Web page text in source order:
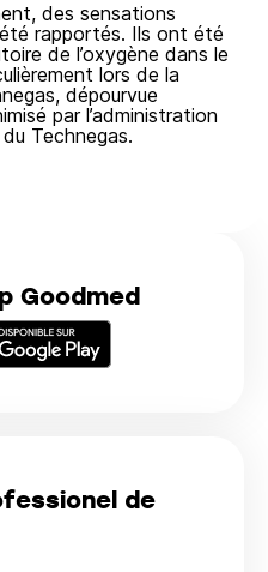
Goodmed
de
des sensations
rapportés. Ils ont été
de l’oxygène dans le
lors de la
dépourvue
par l’administration
Technegas.